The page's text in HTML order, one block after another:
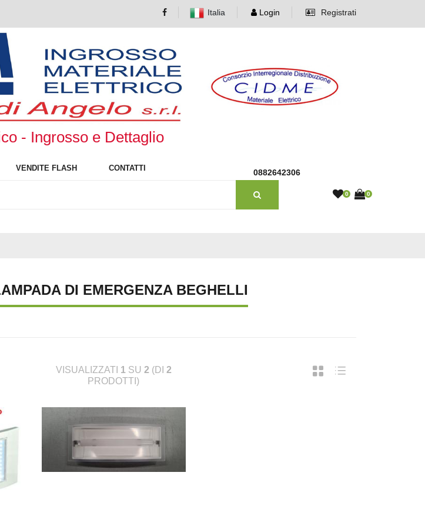
Italia Login Registrati
- Ingrosso e Dettaglio
VENDITE FLASH CONTATTI 0882642306
0 0
SUPREMA CATENA LUMINOSA SOLARE, 20
€ 37,43
DI EMERGENZA BEGHELLI
VISUALIZZATI 1 SU 2 (DI 2
PRODOTTI)